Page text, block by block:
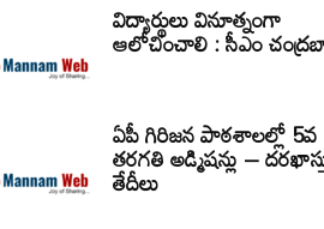
విద్యార్థులు వినూత్నంగా
ఆలోచించాలి : సీఎం
ఏపీ గిరిజన పాఠశాలల్లో 5వ
తరగతి అడ్మిషన్లు –
తేదీలు